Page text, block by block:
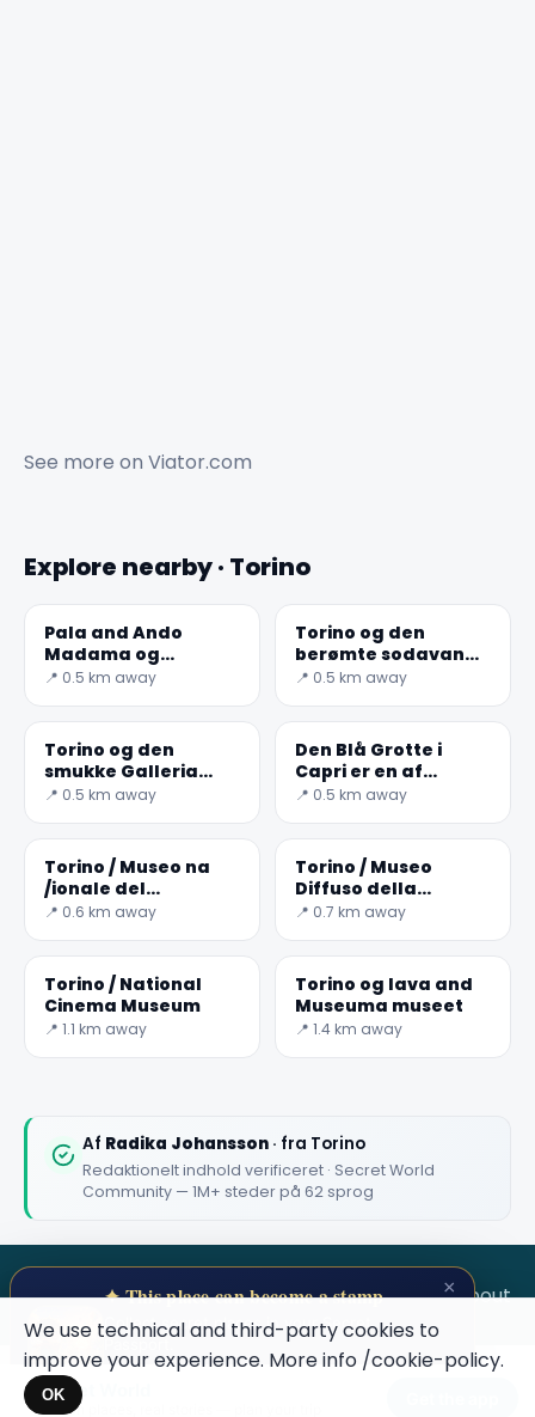
See more on Viator.com
Explore nearby · Torino
Pala and Ando
Madama og
Casaforte degli
hemmelige verden
📍 0.5 km away
Torino og den
berømte sodavand
Bicerin
📍 0.5 km away
Torino og den
smukke Galleria
Sabauda
📍 0.5 km away
Den Blå Grotte i
Capri er en af
Italiens vigtigste
levende
📍 0.5 km away
Torino / Museo na
/ionale del
Risorgimento
📍 0.6 km away
Torino / Museo
Diffuso della
resisten /a
📍 0.7 km away
Torino / National
Cinema Museum
📍 1.1 km away
Torino og lava and
Museuma museet
📍 1.4 km away
Af Radika Johansson · fra Torino
Redaktionelt indhold verificeret · Secret World
Community — 1M+ steder på 62 sprog
SECRET WORLD TermsPrivacyAbout
We use technical and third-party cookies to
improve your experience. More info /cookie-policy.
OK
× Secret World
Hidden places, real stories — plan your trip
×
✦ This place can become a stamp
Collect secret places in your Secret